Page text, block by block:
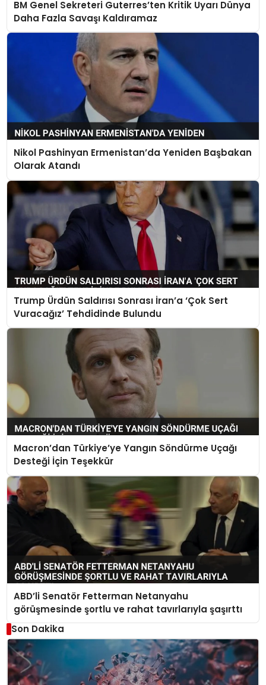
BM Genel Sekreteri Guterres’ten Kritik Uyarı Dünya
Daha Fazla Savaşı Kaldıramaz
Nikol Pashinyan Ermenistan’da Yeniden Başbakan
Olarak Atandı
Trump Ürdün Saldırısı Sonrası İran’a ‘Çok Sert
Vuracağız’ Tehdidinde Bulundu
Macron’dan Türkiye’ye Yangın Söndürme Uçağı
Desteği İçin Teşekkür
ABD’li Senatör Fetterman Netanyahu
görüşmesinde şortlu ve rahat tavırlarıyla şaşırttı
Son Dakika